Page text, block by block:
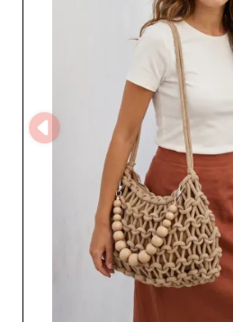
enriquezca su surtido de bolsos
los estilos y a todas las